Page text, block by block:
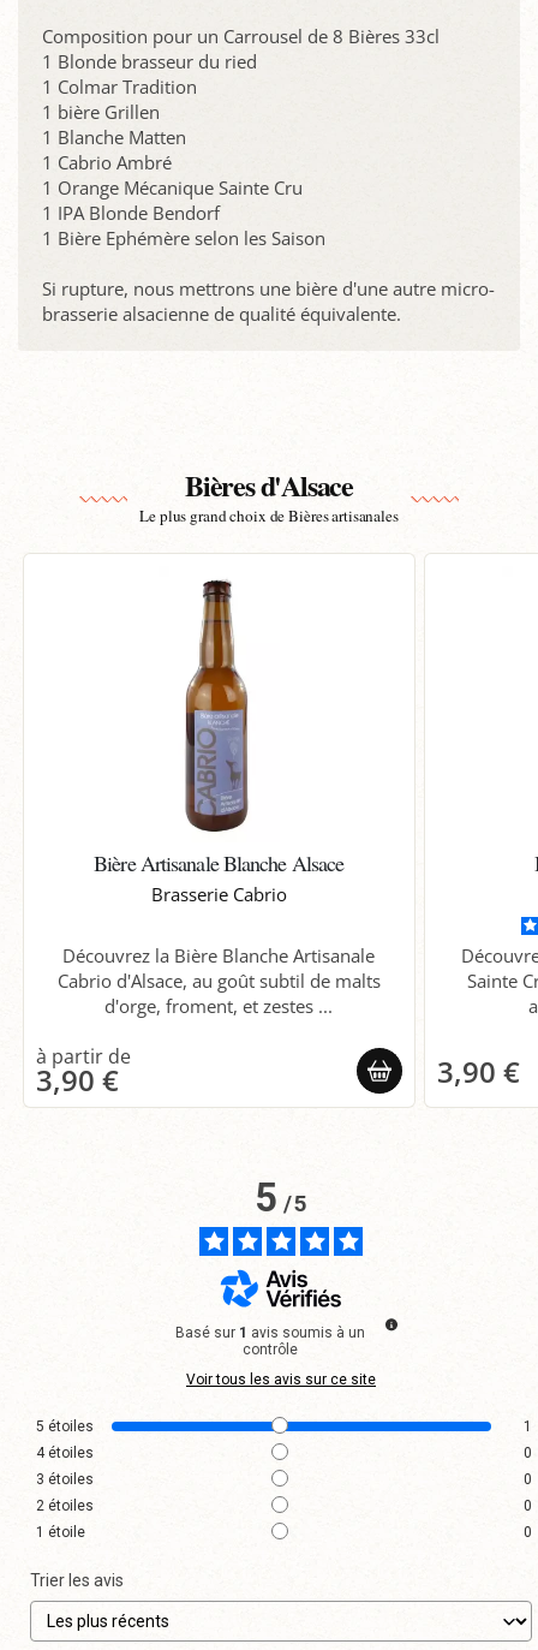
Composition pour un Carrousel de 8 Bières 33cl
1 Blonde brasseur du ried
1 Colmar Tradition
1 bière Grillen
1 Blanche Matten
1 Cabrio Ambré
1 Orange Mécanique Sainte Cru
1 IPA Blonde Bendorf
1 Bière Ephémère selon les Saison
Si rupture, nous mettrons une bière d'une autre micro-
brasserie alsacienne de qualité équivalente.
Bières d'Alsace
Le plus grand choix de Bières artisanales
Bière Artisanale Blanche Alsace
Brasserie Cabrio
Découvrez la Bière Blanche Artisanale
Cabrio d'Alsace, au goût subtil de malts
d'orge, froment, et zestes ...
3,90 €
Sainte
3,90 €
5/5
Basé sur 1 avis soumis à un
contrôle
Voir tous les avis sur ce site
5 étoiles
1
4étoiles
0
3 étoiles
0
2 étoiles
0
1 étoile 0
Trier les avis